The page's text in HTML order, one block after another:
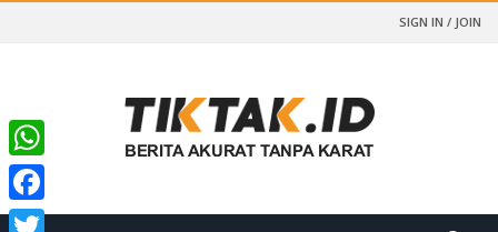
SIGN IN / JOIN
WhatsApp
Facebook